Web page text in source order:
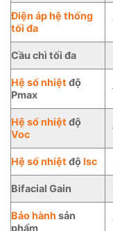
Điện áp hệ thống
tối đa
Cầu chì tối đa
Hệ số nhiệt độ
Pmax
Hệ số nhiệt độ
Voc
Hệ số nhiệt độ Isc
Bifacial Gain
Bảo hànhsản
phẩm